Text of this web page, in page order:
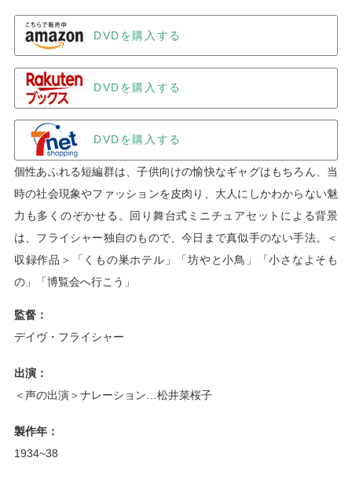
DVDを購入する
DVDを購入する
DVDを購入する
個性あふれる短編群は、子供向けの愉快なギャグはもちろん、当
時の社会現象やファッションを皮肉り、大人にしかわからない魅
力も多くのぞかせる。回り舞台式ミニチュアセットによる背景
は、フライシャー独自のもので、今日まで真似手のない手法。＜
収録作品＞「くもの巣ホテル」「坊やと小鳥」「小さなよそも
の」「博覧会へ行こう」
監督：
デイヴ・フライシャー
出演：
＜声の出演＞ナレーション…松井菜桜子
製作年：
1934~38